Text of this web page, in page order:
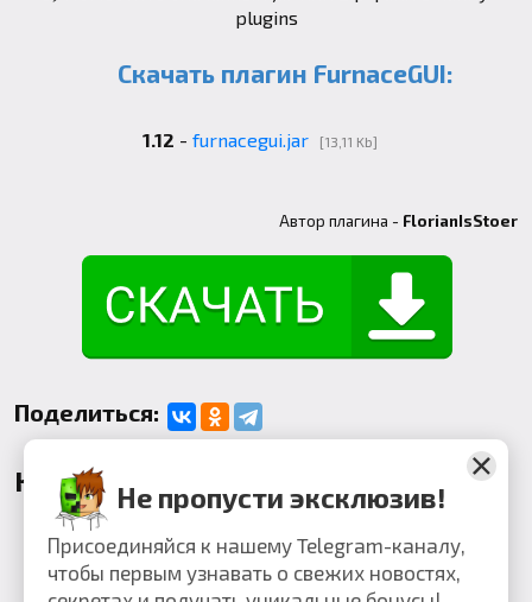
plugins
Скачать плагин FurnaceGUI:
1.12 - furnacegui.jar [13,11 Kb]
Автор плагина - FlorianIsStoer
Поделиться:
КомментарииНе пропусти эксклюзив!
Присоединяйся к нашему Telegram-каналу,
чтобы первым узнавать о свежих новостях,